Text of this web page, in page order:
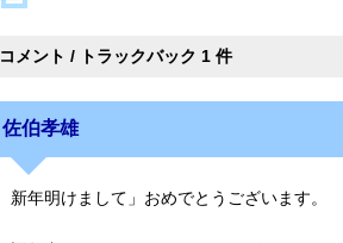
コメント / トラックバック 1 件
佐伯孝雄
新年明けまして」おめでとうございます。